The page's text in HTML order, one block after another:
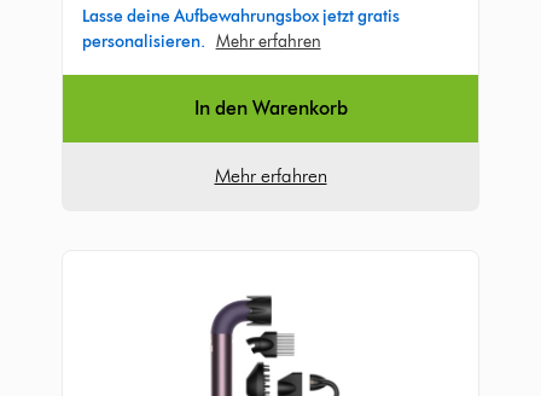
4003
Bewertungen
Lasse deine Aufbewahrungsbox jetzt gratis
personalisieren. Mehr erfahren
In den Warenkorb
Mehr erfahren